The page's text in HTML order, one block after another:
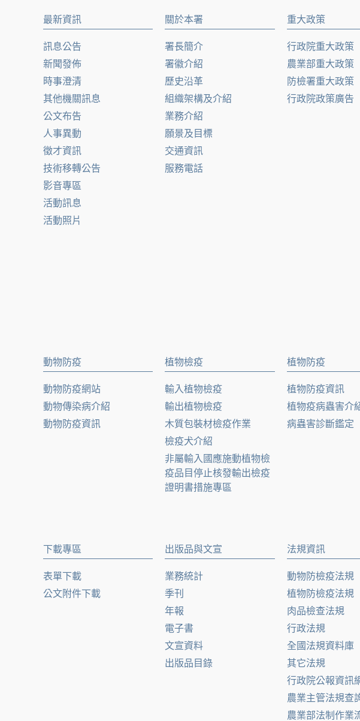
最新資訊
訊息公告
新聞發佈
時事澄清
其他機關訊息
公文布告
人事異動
徵才資訊
技術移轉公告
影音專區
活動訊息
活動照片
關於本署
署長簡介
署徽介紹
歷史沿革
組織架構及介紹
業務介紹
願景及目標
交通資訊
服務電話
重大政策
行政院重大政策
農業部重大政策
防檢署重大政策
行政院政策廣告
動物防疫
動物防疫網站
動物傳染病介紹
動物防疫資訊
植物檢疫
輸入植物檢疫
輸出植物檢疫
木質包裝材檢疫作業
檢疫犬介紹
非屬輸入國應施動植物檢
疫品目停止核發輸出檢疫
證明書措施專區
植物防疫
植物防疫資訊
植物疫病蟲害介
病蟲害診斷鑑定
下載專區
表單下載
公文附件下載
出版品與文宣
業務統計
季刊
年報
電子書
文宣資料
出版品目錄
法規資訊
動物防檢疫法規
植物防檢疫法規
肉品檢查法規
行政法規
全國法規資料庫
其它法規
行政院公報資訊
農業主管法規查
農業部法制作業